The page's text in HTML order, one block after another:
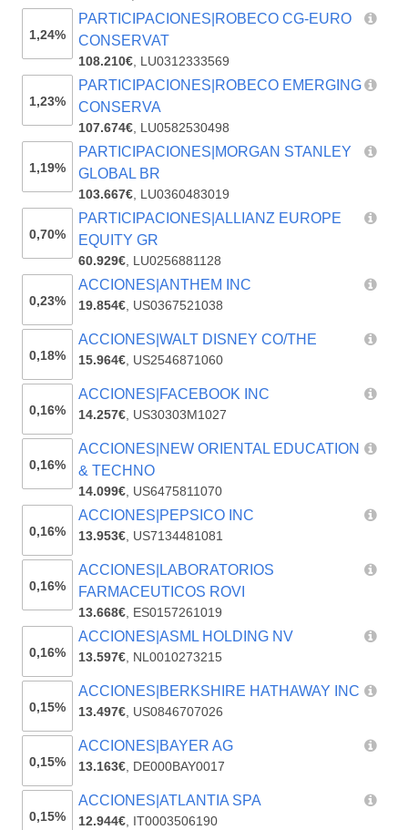
1,24%
PARTICIPACIONES|ROBECO CG-EURO
CONSERVAT
108.210€, LU0312333569
1,23%
PARTICIPACIONES|ROBECO EMERGING
CONSERVA
107.674€, LU0582530498
1,19%
PARTICIPACIONES|MORGAN STANLEY
GLOBAL BR
103.667€, LU0360483019
0,70%
PARTICIPACIONES|ALLIANZ EUROPE
EQUITY GR
60.929€, LU0256881128
0,23%
ACCIONES|ANTHEM INC
19.854€, US0367521038
0,18%
ACCIONES|WALT DISNEY CO/THE
15.964€, US2546871060
0,16%
ACCIONES|FACEBOOK INC
14.257€, US30303M1027
0,16%
ACCIONES|NEW ORIENTAL EDUCATION
& TECHNO
14.099€, US6475811070
0,16%
ACCIONES|PEPSICO INC
13.953€, US7134481081
0,16%
ACCIONES|LABORATORIOS
FARMACEUTICOS ROVI
13.668€, ES0157261019
0,16%
ACCIONES|ASML HOLDING NV
13.597€, NL0010273215
0,15%
ACCIONES|BERKSHIRE HATHAWAY INC
13.497€, US0846707026
0,15%
ACCIONES|BAYER AG
13.163€, DE000BAY0017
0,15%
ACCIONES|ATLANTIA SPA
12.944€, IT0003506190